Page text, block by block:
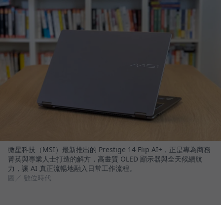
微星科技（MSI）最新推出的 Prestige 14 Flip AI+，正是專為商務
菁英與專業人士打造的解方，高畫質 OLED 顯示器與全天候續航
力，讓 AI 真正流暢地融入日常工作流程。
圖／ 數位時代